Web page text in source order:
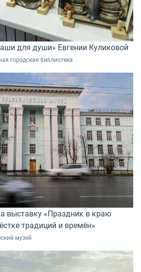
для души» Евгении Куликовой
городская библиотека
выставку «Праздник в краю
традиций и времён»
музей